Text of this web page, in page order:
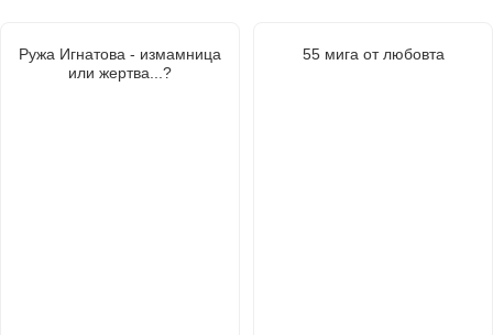
Ружа Игнатова - измамница
или жертва...?
55 мига от любовта